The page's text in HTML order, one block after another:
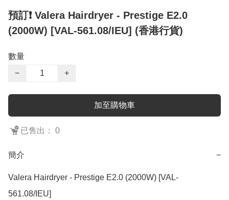
預訂❗️ Valera Hairdryer - Prestige E2.0
(2000W) [VAL-561.08/IEU] (香港行貨)
數量
−
+
加至購物車
已售出： 0
簡介 −
Valera Hairdryer - Prestige E2.0 (2000W) [VAL-
561.08/IEU]